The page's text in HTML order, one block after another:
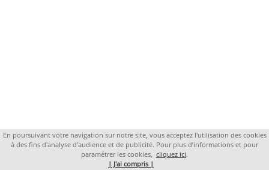
En poursuivant votre navigation sur notre site, vous acceptez l'utilisation des cookies
à des fins d'analyse d'audience et de publicité. Pour plus d’informations et pour
paramétrer les cookies, cliquez ici.
| J'ai compris |